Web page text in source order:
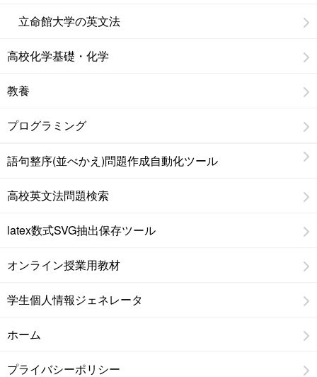
立命館大学の英文法
高校化学基礎・化学
教養
プログラミング
語句整序(並べかえ)問題作成自動化ツール
高校英文法問題検索
latex数式SVG抽出保存ツール
オンライン授業用教材
学生個人情報ジェネレータ
ホーム
プライバシーポリシー